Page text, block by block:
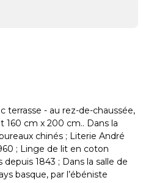
terrasse - au rez-de-chaussée,
160 cm x 200 cm.. Dans la
chinés ; Literie André
; Linge de lit en coton
1843 ; Dans la salle de
basque, par l’ébéniste